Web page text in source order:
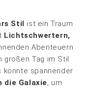
Stil
ist ein Traum
Lichtschwertern,
Abenteuern
großen Tag im Stil
könnte spannender
die Galaxie, um